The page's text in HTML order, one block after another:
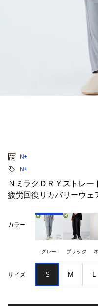
N+
N+
ＮミラクＤＲＹストレ
疲労回復リカバリーウェ
カラー
グレー ブラック
サイズ S M L